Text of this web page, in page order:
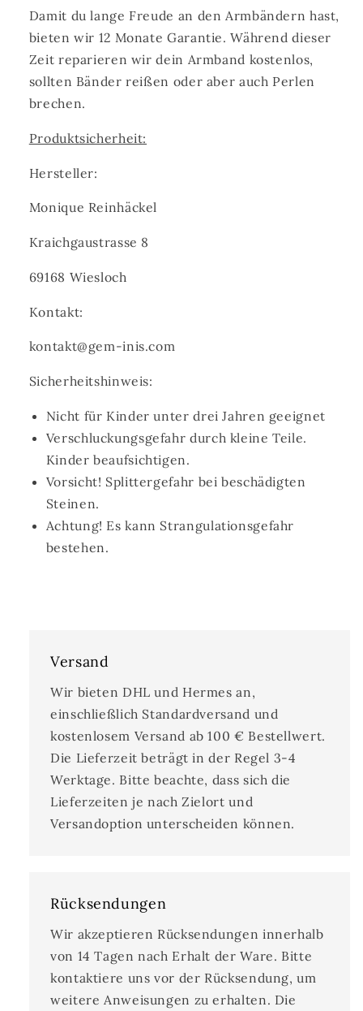
Damit du lange Freude an den Armbändern hast,
bieten wir 12 Monate Garantie. Während dieser
Zeit reparieren wir dein Armband kostenlos,
sollten Bänder reißen oder aber auch Perlen
brechen.
Produktsicherheit:
Hersteller:
Monique Reinhäckel
Kraichgaustrasse 8
69168 Wiesloch
Kontakt:
kontakt@gem-inis.com
Sicherheitshinweis:
Nicht für Kinder unter drei Jahren geeignet
Verschluckungsgefahr durch kleine Teile.
Kinder beaufsichtigen.
Vorsicht! Splittergefahr bei beschädigten
Steinen.
Achtung! Es kann Strangulationsgefahr
bestehen.
Versand
Wir bieten DHL und Hermes an,
einschließlich Standardversand und
kostenlosem Versand ab 100 € Bestellwert.
Die Lieferzeit beträgt in der Regel 3-4
Werktage. Bitte beachte, dass sich die
Lieferzeiten je nach Zielort und
Versandoption unterscheiden können.
Rücksendungen
Wir akzeptieren Rücksendungen innerhalb
von 14 Tagen nach Erhalt der Ware. Bitte
kontaktiere uns vor der Rücksendung, um
weitere Anweisungen zu erhalten. Die